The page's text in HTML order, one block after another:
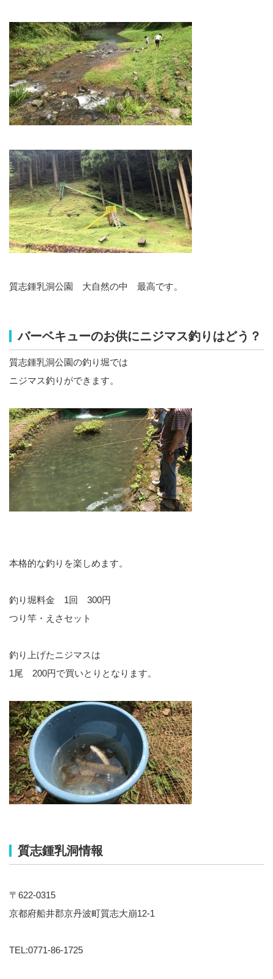
質志鍾乳洞公園 大自然の中 最高です。
バーベキューのお供にニジマス釣りはどう？
質志鍾乳洞公園の釣り堀では
ニジマス釣りができます。
本格的な釣りを楽しめます。
釣り堀料金 1回 300円
つり竿・えさセット
釣り上げたニジマスは
1尾 200円で買いとりとなります。
質志鍾乳洞情報
〒622-0315
京都府船井郡京丹波町質志大崩12-1
TEL:0771-86-1725